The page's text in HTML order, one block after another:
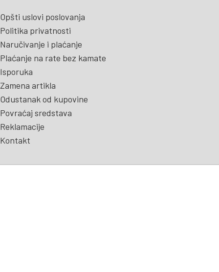
Opšti uslovi poslovanja
Politika privatnosti
Naručivanje i plaćanje
Plaćanje na rate bez kamate
Isporuka
Zamena artikla
Odustanak od kupovine
Povraćaj sredstava
Reklamacije
Kontakt